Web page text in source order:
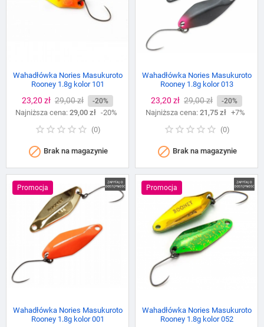
Wahadłówka Nories Masukuroto
Rooney 1.8g kolor 101
Cena
23,20 zł Cena
podstawowa
29,00 zł -20%
Najniższa cena: 29,00 zł -20%
(0)
 Brak na magazynie
Wahadłówka Nories Masukuroto
Rooney 1.8g kolor 013
Cena
23,20 zł Cena
podstawowa
29,00 zł -20%
Najniższa cena: 21,75 zł +7%
(0)
 Brak na magazynie
Promocja
Wahadłówka Nories Masukuroto
Rooney 1.8g kolor 001
Promocja
Wahadłówka Nories Masukuroto
Rooney 1.8g kolor 052